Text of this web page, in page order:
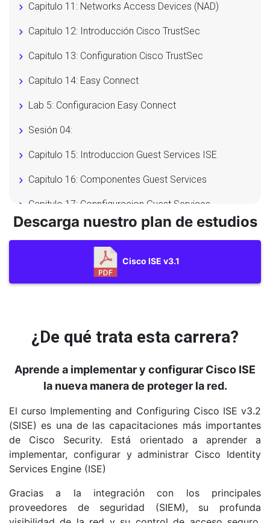
Capitulo 11: Networks Access Devices (NAD)
Capitulo 12: Introducción Cisco TrustSec
Capitulo 13: Configuration Cisco TrustSec
Capitulo 14: Easy Connect
Lab 5: Configuracion Easy Connect
Sesión 04:
Capitulo 15: Introduccion Guest Services ISE
Capitulo 16: Componentes Guest Services
Capitulo 17: Connfiguracion Guest Services
Capitulo 18: Configuracion Sponsor y Portal Guest
Lab 6: Configuracion Guest Services
Lab 7: Create Guest Reports
Capitulo 19: Introduccion Cisco ISE Profiling
Capitulo 21: Introduccion Cisco ISE BYOD
Lab 8: Configuracion Profiling
Lab 9: Configuracion ISE BYOD
Sesión 06:
Capitulo 23: Introduccion Endpoint Compliance
Service
Descarga nuestro plan de estudios
Cisco ISE v3.1
¿De qué trata esta carrera?
Aprende a implementar y configurar Cisco ISE
la nueva manera de proteger la red.
El curso Implementing and Configuring Cisco ISE v3.2
(SISE) es una de las capacitaciones más importantes
de Cisco Security. Está orientado a aprender a
implementar, configurar y administrar Cisco Identity
Services Engine (ISE)
Gracias a la integración con los principales
proveedores de seguridad (SIEM), su profunda